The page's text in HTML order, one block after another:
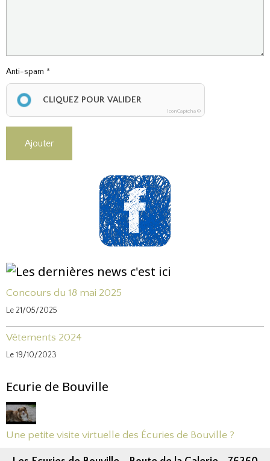
Anti-spam
CLIQUEZ POUR VALIDER
IconCaptcha ©
Ajouter
Concours du 18 mai 2025
Le 21/05/2025
Vêtements 2024
Le 19/10/2023
Ecurie de Bouville
Une petite visite virtuelle des Écuries de Bouville ?